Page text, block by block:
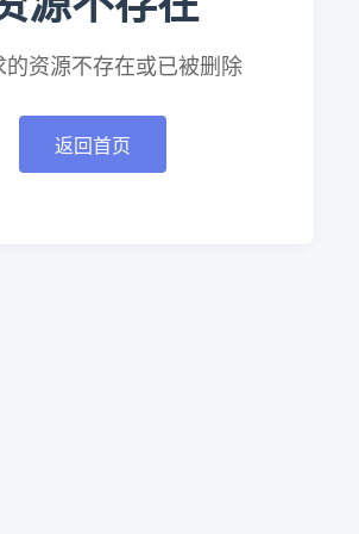
的资源不存在或已被删除
返回首页